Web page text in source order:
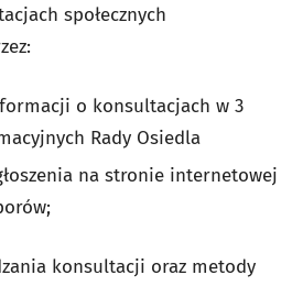
społecznych
o konsultacjach w 3
Rady Osiedla
na stronie internetowej
konsultacji oraz metody